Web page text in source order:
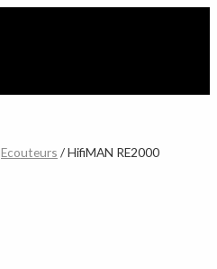
Ecouteurs / HifiMAN RE2000